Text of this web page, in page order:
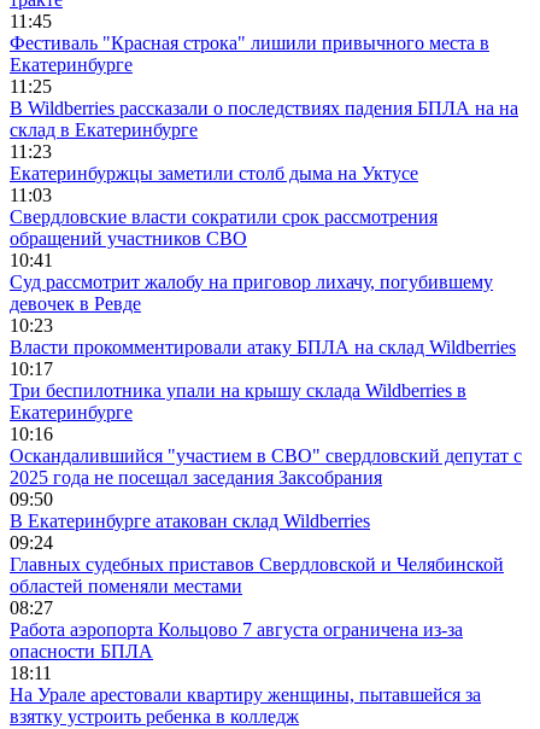
11:45
Фестиваль "Красная строка" лишили привычного места в
Екатеринбурге
11:25
В Wildberries рассказали о последствиях падения БПЛА на на
склад в Екатеринбурге
11:23
Екатеринбуржцы заметили столб дыма на Уктусе
11:03
Свердловские власти сократили срок рассмотрения
обращений участников СВО
10:41
Суд рассмотрит жалобу на приговор лихачу, погубившему
девочек в Ревде
10:23
Власти прокомментировали атаку БПЛА на склад Wildberries
10:17
Три беспилотника упали на крышу склада Wildberries в
Екатеринбурге
10:16
Оскандалившийся "участием в СВО" свердловский депутат с
2025 года не посещал заседания Заксобрания
09:50
В Екатеринбурге атакован склад Wildberries
09:24
Главных судебных приставов Свердловской и Челябинской
областей поменяли местами
08:27
Работа аэропорта Кольцово 7 августа ограничена из-за
опасности БПЛА
18:11
На Урале арестовали квартиру женщины, пытавшейся за
взятку устроить ребенка в колледж